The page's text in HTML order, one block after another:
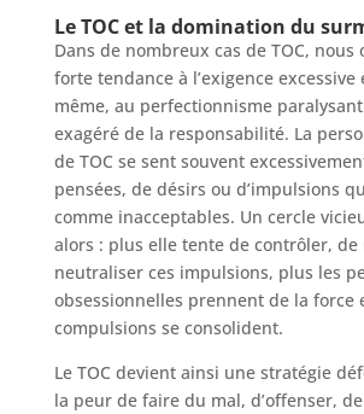
Le TOC et la domination du
Dans de nombreux cas de TOC, nous
forte tendance à l’exigence excessive
même, au perfectionnisme
exagéré de la responsabilité. La
de TOC se sent souvent
pensées, de désirs ou d’impulsions
comme inacceptables. Un cercle
alors : plus elle tente de contrôler,
neutraliser ces impulsions, plus les
obsessionnelles prennent de la force
compulsions se consolident.
Le TOC devient ainsi une stratégie
la peur de faire du mal, d’offenser,